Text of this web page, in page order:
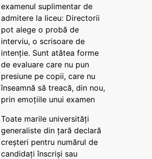
examenul suplimentar de
admitere la liceu: Directorii
pot alege o probă de
interviu, o scrisoare de
intenție. Sunt atâtea forme
de evaluare care nu pun
presiune pe copii, care nu
înseamnă să treacă, din nou,
prin emoțiile unui examen
Toate marile universități
generaliste din țară declară
creșteri pentru numărul de
candidați înscriși sau